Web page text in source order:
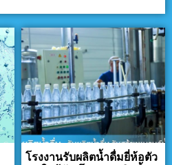
โรงงานรับผลิตน้ำดื่มยี่ห้อตัว